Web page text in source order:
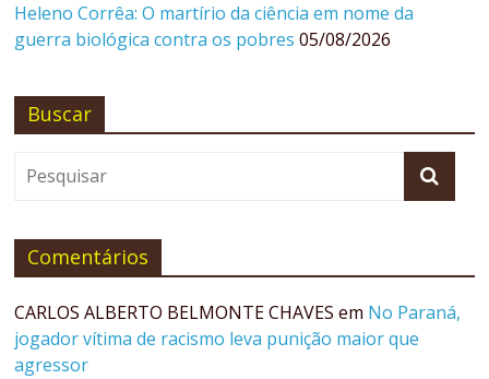
Heleno Corrêa: O martírio da ciência em nome da
guerra biológica contra os pobres 05/08/2026
Buscar
Comentários
CARLOS ALBERTO BELMONTE CHAVES em No Paraná,
jogador vítima de racismo leva punição maior que
agressor